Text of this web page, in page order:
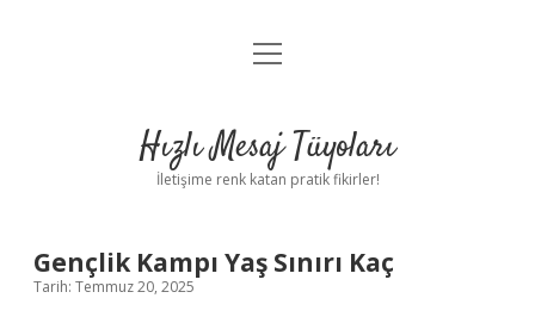
Anasayfa
Yasal Uyarı
menüyü
Hızlı Mesaj Tüyoları
İletişime renk katan pratik fikirler!
Gençlik Kampı Yaş Sınırı Kaç
Tarih: Temmuz 20, 2025